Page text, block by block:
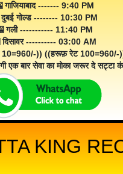
गाजियाबाद ------- 9:40 PM
गोल्ड -------- 10:30 PM
गली ----------- 11:40 PM
दिसावर ---------- 03:00 AM
10=960/-)) ((हरूफ़ रेट 100=960/-
एक बार सेवा का मोका जरूर दे सट्टा
KING